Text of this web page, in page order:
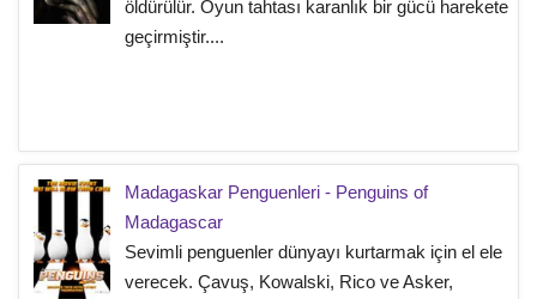
öldürülür. Oyun tahtası karanlık bir gücü harekete
geçirmiştir....
Madagaskar Penguenleri - Penguins of
Madagascar
Sevimli penguenler dünyayı kurtarmak için el ele
verecek. Çavuş, Kowalski, Rico ve Asker,